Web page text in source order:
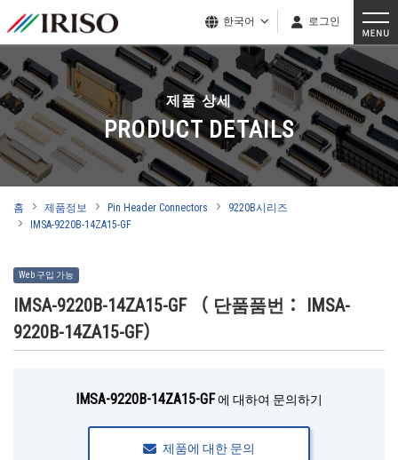
한국어 로그인
제품 상세
PRODUCT DETAILS
홈 제품정보 Pin Header Connectors
9220B시리즈
IMSA-9220B-14ZA15-GF
Web 구입 가능
IMSA-9220B-14ZA15-GF（ 단품품번： IMSA-
9220B-14ZA15-GF）
IMSA-9220B-14ZA15-GF에 대하여 문의하기
제품에 대한 문의